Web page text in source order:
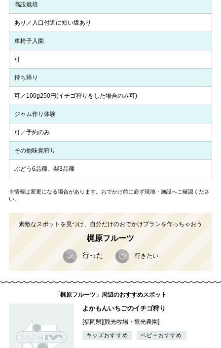
高設栽培
あり／入口付近に短い坂あり
車椅子入園
可
持ち帰り
可／100g250円(イチゴ狩りをした場合のみ可)
ジャム作り体験
可／予約のみ
その他味覚狩り
ぶどう6品種、梨3品種
※情報は変更になる場合があります。おでかけ前に必ず現地・施設へご確認くださ
い。
素敵なスポットを見つけ、自分だけのおでかけプランを作っちゃおう
梶原フルーツ
行った 行きたい
「梶原フルーツ」周辺のおすすめスポット
よかもんいちごのイチゴ狩り
[福岡県][観光牧場・観光農園]
キッズおすすめ ベビーおすすめ